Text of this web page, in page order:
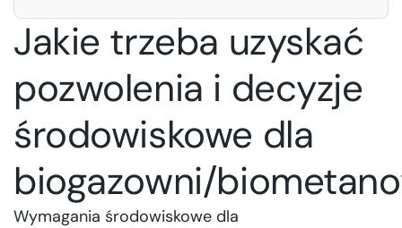
Jakie trzeba uzyskać
pozwolenia i decyzje
środowiskowe dla
biogazowni/
Wymagania środowiskowe dla